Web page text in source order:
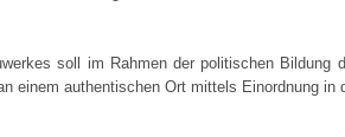
soll im Rahmen der politischen Bildung
einem authentischen Ort mittels Einordnung in